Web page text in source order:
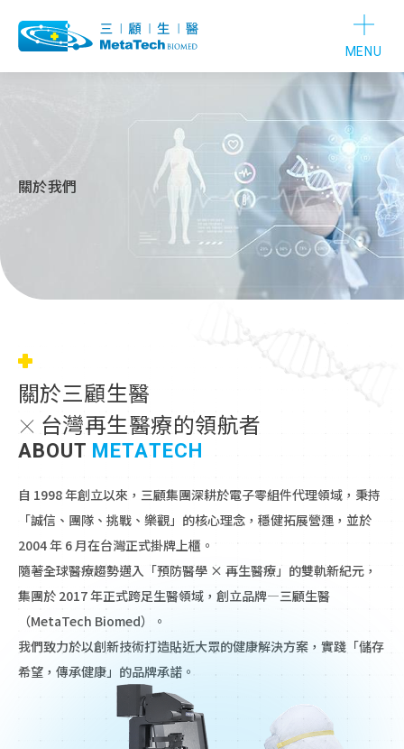
MENU
關於我們
關於三顧生醫
台灣再生醫療的領航者
ABOUT METATECH
自 1998 年創立以來，三顧集團深耕於電子零組件代理領域，秉持
「誠信、團隊、挑戰、樂觀」的核心理念，穩健拓展營運，並於
2004 年 6 月在台灣正式掛牌上櫃。
隨著全球醫療趨勢邁入「預防醫學 × 再生醫療」的雙軌新紀元，
集團於 2017 年正式跨足生醫領域，創立品牌—三顧生醫
（MetaTech Biomed）。
我們致力於以創新技術打造貼近大眾的健康解決方案，實踐「儲存
希望，傳承健康」的品牌承諾。